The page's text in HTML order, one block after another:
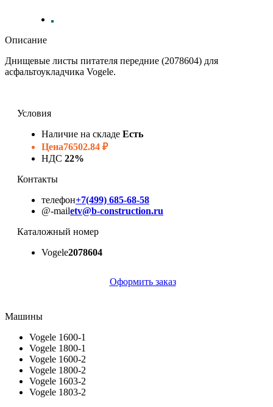
Описание
Днищевые листы питателя передние (2078604) для
асфальтоукладчика Vogele.
Условия
Наличие на складе Есть
Цена76502.84 ₽
НДС 22%
Контакты
телефон+7(499) 685-68-58
@-mailetv@b-construction.ru
Каталожный номер
Vogele2078604
Оформить заказ
Машины
Vogele 1600-1
Vogele 1800-1
Vogele 1600-2
Vogele 1800-2
Vogele 1603-2
Vogele 1803-2